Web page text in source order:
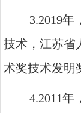
3.2019年
技术，江苏省
术奖技术发明
4.2011年